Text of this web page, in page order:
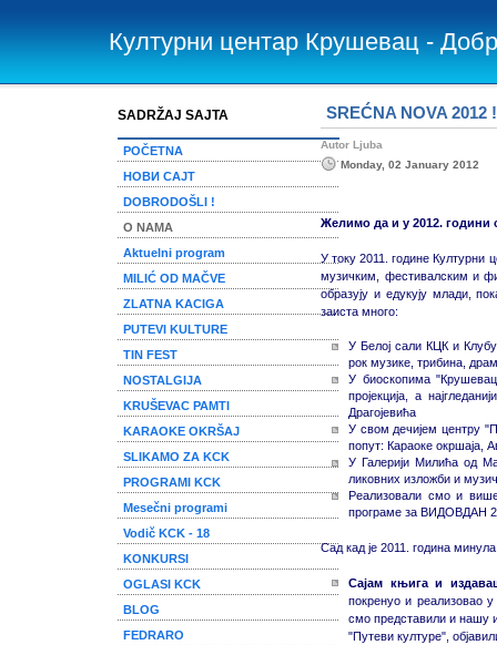
Културни центар Крушевац -
SADRŽAJ SAJTA
POČETNA
НОВИ САЈТ
DOBRODOŠLI !
O NAMA
Aktuelni program
MILIĆ OD MAČVE
ZLATNA KACIGA
PUTEVI KULTURE
TIN FEST
NOSTALGIJA
KRUŠEVAC PAMTI
KARAOKE OKRŠAJ
SLIKAMO ZA KCK
PROGRAMI KCK
Mesečni programi
Vodič KCK - 18
KONKURSI
OGLASI KCK
BLOG
FEDRARO
SREĆNA NOVA 2012
Autor Ljuba
Monday, 02 January 2012
Желимо да и у 2012. години
У току 2011. године Културни
музичким, фестивалским и
образују и едукују млади,
заиста много:
У Белој сали КЦК и
рок музике, трибина,
У биоскопима
пројекција, а
Драгојевића
У свом дечијем центру
попут: Караоке окршаја,
У Галерији Милића од
ликовних изложби и
Реализовали смо и више
програме за ВИДОВДАН
Сад кад је 2011. година
Сајам књига и
покренуо и реализовао
смо представили и нашу
"Путеви културе",